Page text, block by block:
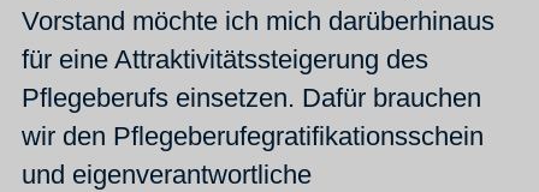
Vorstand möchte ich mich darüberhinaus
für eine Attraktivitätssteigerung des
Pflegeberufs einsetzen. Dafür brauchen
wir den Pflegeberufegratifikationsschein
und eigenverantwortliche